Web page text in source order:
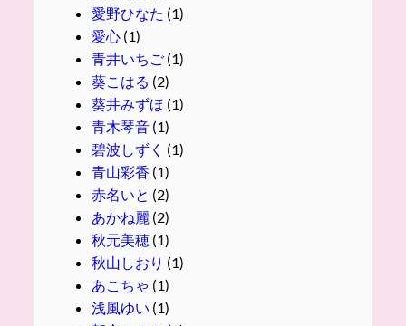
愛野ひなた (1)
愛心(1)
青井いちご(1)
葵こはる (2)
葵井みずほ (1)
青木琴音(1)
碧波しずく (1)
青山彩香 (1)
赤名いと (2)
あかね麗 (2)
秋元美穂(1)
秋山しおり (1)
あこちゃ (1)
浅風ゆい (1)